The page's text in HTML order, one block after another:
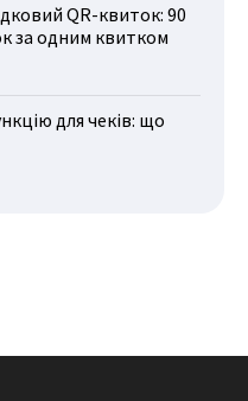
QR-квиток: 90
за одним квитком
для чеків: що